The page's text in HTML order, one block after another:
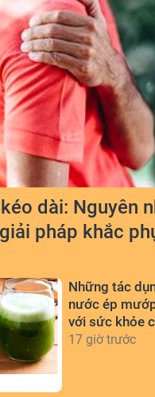
dài: Nguyên
pháp khắc
Những tác
nước ép
với sức khỏe
chưa biết
17 giờ trước